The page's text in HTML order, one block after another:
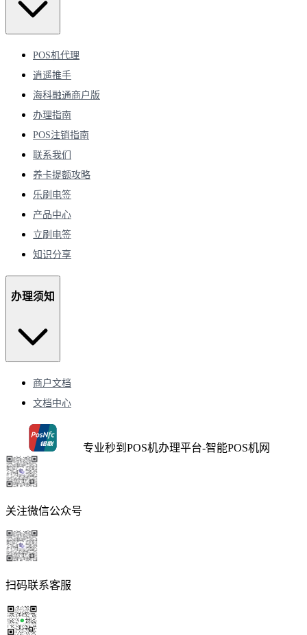
POS机代理
逍遥推手
海科融通商户版
办理指南
POS注销指南
联系我们
养卡提额攻略
乐刷电签
产品中心
立刷电签
知识分享
办理须知
商户文档
文档中心
专业秒到POS机办理平台-智能POS机网
关注微信公众号
扫码联系客服